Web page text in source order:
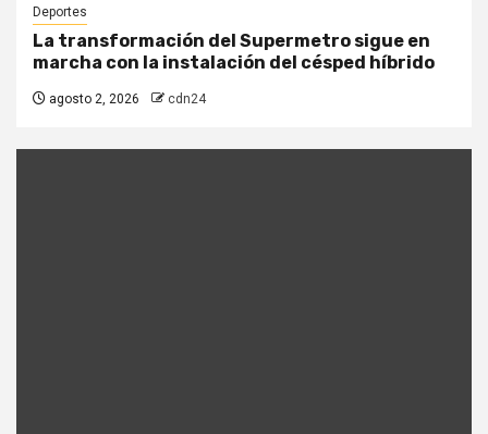
Deportes
La transformación del Supermetro sigue en
marcha con la instalación del césped híbrido
agosto 2, 2026 cdn24